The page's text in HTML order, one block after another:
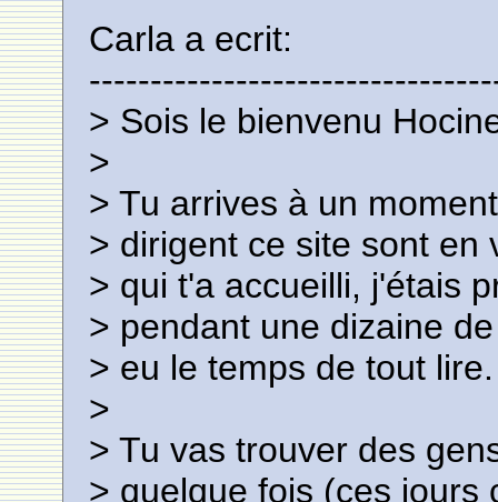
Carla a ecrit:
> Sois le bienvenu
>
> Tu arrives à un
> dirigent ce site sont en
> qui t'a accueilli, j'étais
> pendant une dizaine
> eu le temps de tout lire.
>
> Tu vas trouver des
> quelque fois (ces jours